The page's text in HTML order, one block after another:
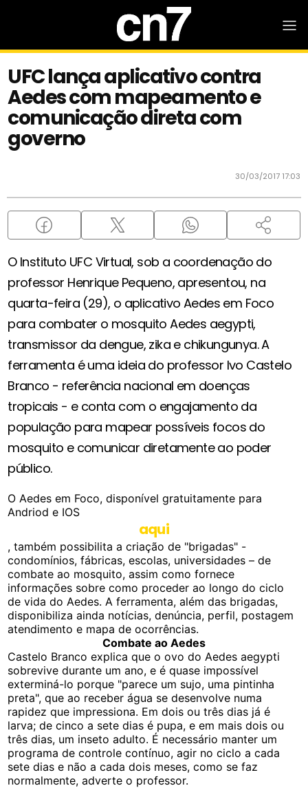
UFC lança aplicativo contra
Aedes com mapeamento e
comunicação direta com
governo
30/03/2017 17:03
O Instituto UFC Virtual, sob a coordenação do
professor Henrique Pequeno, apresentou, na
quarta-feira (29), o aplicativo Aedes em Foco
para combater o mosquito Aedes aegypti,
transmissor da dengue, zika e chikungunya. A
ferramenta é uma ideia do professor Ivo Castelo
Branco - referência nacional em doenças
tropicais - e conta com o engajamento da
população para mapear possíveis focos do
mosquito e comunicar diretamente ao poder
público.
O Aedes em Foco, disponível gratuitamente para
Andriod e IOS
aqui
, também possibilita a criação de "brigadas" -
condomínios, fábricas, escolas, universidades – de
combate ao mosquito, assim como fornece
informações sobre como proceder ao longo do ciclo
de vida do Aedes. A ferramenta, além das brigadas,
disponibiliza ainda notícias, denúncia, perfil, postagem
atendimento e mapa de ocorrências.
Combate ao Aedes
Castelo Branco explica que o ovo do Aedes aegypti
sobrevive durante um ano, e é quase impossível
exterminá-lo porque "parece um sujo, uma pintinha
preta", que ao receber água se desenvolve numa
rapidez que impressiona. Em dois ou três dias já é
larva; de cinco a sete dias é pupa, e em mais dois ou
três dias, um inseto adulto. É necessário manter um
programa de controle contínuo, agir no ciclo a cada
sete dias e não a cada dois meses, como se faz
normalmente, adverte o professor.